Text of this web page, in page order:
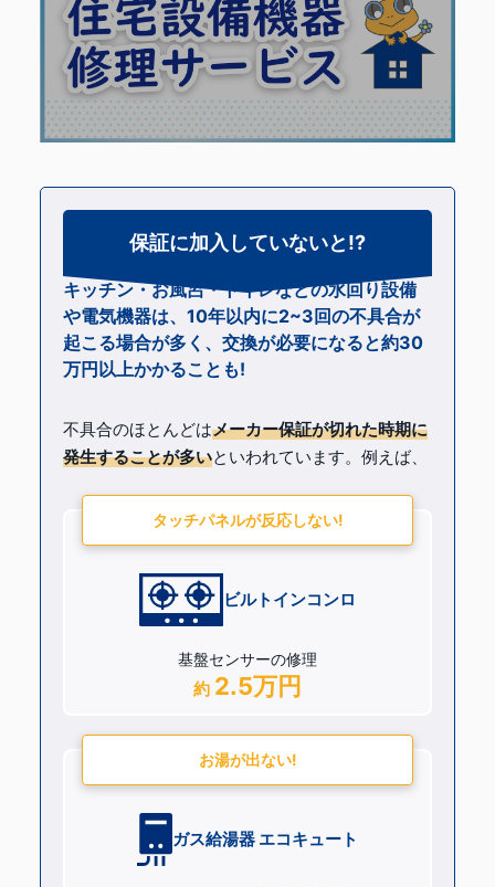
保証に加入していないと!?
キッチン・お風呂・トイレなどの水回り設備
や電気機器は、 10年以内に2~3回の不具合が
起こる場合が多く、 交換が必要になると約30
万円以上かかることも!
不具合のほとんどはメーカー保証が切れた時期に
発生することが多いといわれています。 例えば、
タッチパネルが反応しない!
ビルトインコンロ
基盤センサーの修理
約 2.5万円
お湯が出ない!
ガス給湯器 エコキュート